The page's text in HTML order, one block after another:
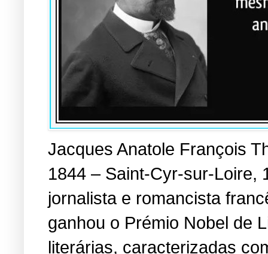
Jacques Anatole François
1844 – Saint-Cyr-sur-Loire,
jornalista e romancista
ganhou o Prémio Nobel de
literárias, caracterizadas